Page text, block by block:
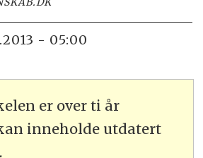
- 05:00
er over ti år
inneholde utdatert